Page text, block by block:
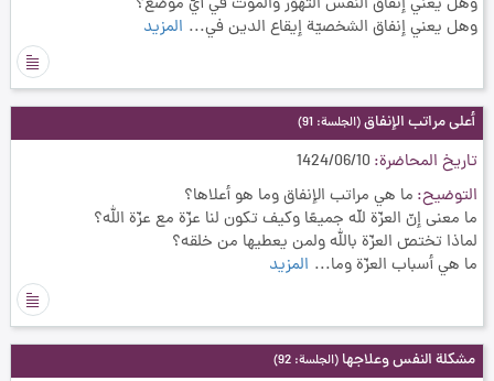
وهل يعني إنفاق الشخصيّة إيقاع الدين في... المزيد
أعلى مراتب الإنفاق(الجلسة: 91)
تاريخ المحاضرة 1424/06/10
التوضيح ما هي مراتب الإنفاق وما هو أعلاها؟
ما معنى إنّ العزّة للّه جميعًا وكيف تكون لنا عزّة مع عزّة الله؟
لماذا تختصّ العزّة بالله ولمن يعطيها من خلقه؟
ما هي أسباب العزّة وما... المزيد
مشكلة النفس وعلاجها (الجلسة: 92)